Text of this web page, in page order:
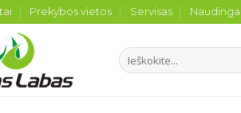
Prekybos vietos Servisas
Ieškoti: